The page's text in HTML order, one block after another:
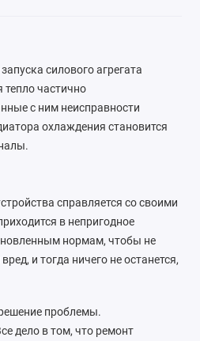
силового агрегата
частично
с ним неисправности
охлаждения становится
справляется со своими
в непригодное
нормам, чтобы не
и тогда ничего не останется,
проблемы.
дело в том, что ремонт